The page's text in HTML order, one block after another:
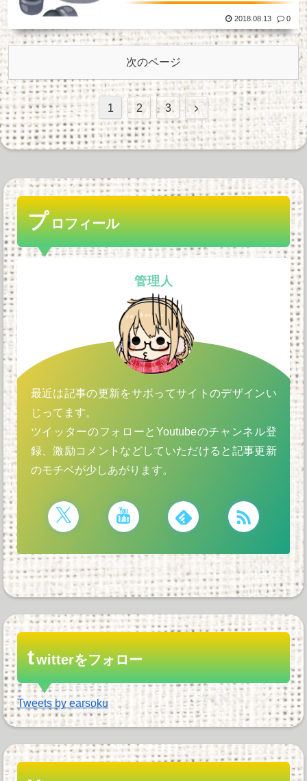
2018.08.13 0
次のページ
1 2 3
次
へ
プロフィール
管理人
最近は記事の更新をサボってサイトのデザインい
じってます。
ツイッターのフォローとYoutubeのチャンネル登
録、激励コメントなどしていただけると記事更新
のモチベが少しあがります。
twitterをフォロー
Tweets by earsoku